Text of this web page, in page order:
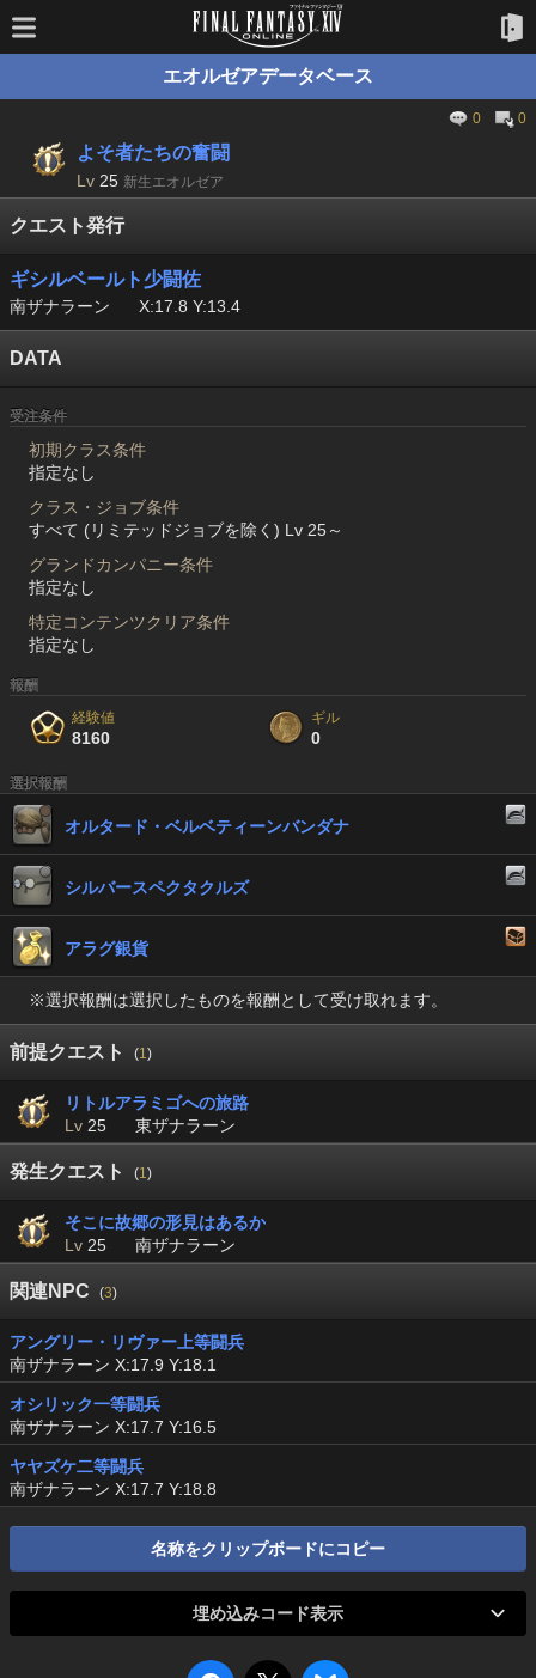
エオルゼアデータベース
0 0
よそ者たちの奮闘
Lv 25 新生エオルゼア
クエスト発行
ギシルベールト少闘佐
南ザナラーン X:17.8 Y:13.4
DATA
受注条件
初期クラス条件
指定なし
クラス・ジョブ条件
すべて (リミテッドジョブを除く) Lv 25～
グランドカンパニー条件
指定なし
特定コンテンツクリア条件
指定なし
報酬
経験値
8160
ギル
0
選択報酬
オルタード・ベルベティーンバンダナ
シルバースペクタクルズ
アラグ銀貨
※選択報酬は選択したものを報酬として受け取れます。
前提クエスト (1)
リトルアラミゴへの旅路
Lv 25 東ザナラーン
発生クエスト (1)
そこに故郷の形見はあるか
Lv 25 南ザナラーン
関連NPC (3)
アングリー・リヴァー上等闘兵
南ザナラーン X:17.9 Y:18.1
オシリック一等闘兵
南ザナラーン X:17.7 Y:16.5
ヤヤズケ二等闘兵
南ザナラーン X:17.7 Y:18.8
名称をクリップボードにコピー
埋め込みコード表示